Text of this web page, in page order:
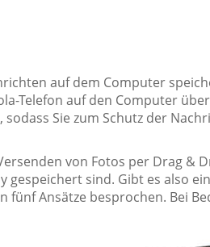
auf dem Computer
Telefon auf den Computer
Sie zum Schutz der
von Fotos per Drag &
sind. Gibt es also
Ansätze besprochen. Bei